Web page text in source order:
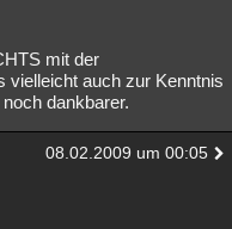
mit der
vielleicht auch zur Kenntnis
dankbarer.
08.02.2009 um 00:05